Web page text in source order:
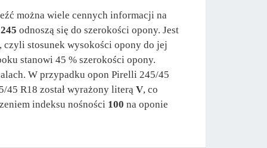
można wiele cennych informacji na
245 odnoszą się do szerokości opony. Jest
stosunek wysokości opony do jej
stanowi 45 % szerokości opony.
W przypadku opon Pirelli 245/45
45 R18 został wyrażony literą V, co
indeksu nośności 100 na oponie